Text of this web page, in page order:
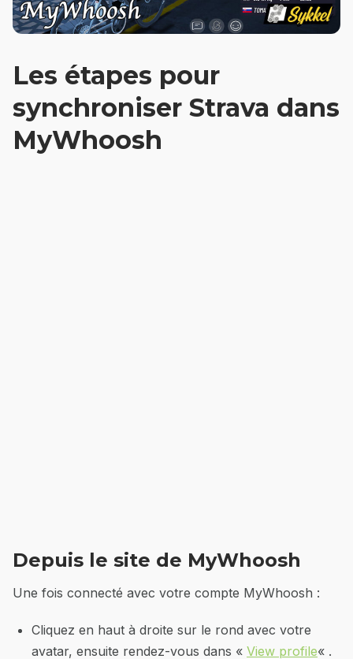
Les étapes pour
synchroniser Strava dans
MyWhoosh
Depuis le site de MyWhoosh
Une fois connecté avec votre compte MyWhoosh :
Cliquez en haut à droite sur le rond avec votre
avatar, ensuite rendez-vous dans « View profile« .